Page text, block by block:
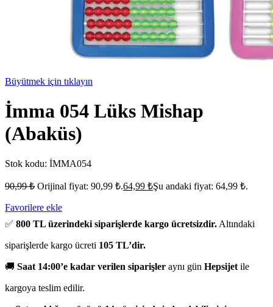
Büyütmek için tıklayın
İmma 054 Lüks Mishap
(Abaküs)
Stok kodu: İMMA054
90,99₺ Orijinal fiyat: 90,99 ₺.64,99 ₺Şu andaki fiyat: 64,99 ₺.
Favorilere ekle
✅ 800 TL üzerindeki siparişlerde kargo ücretsizdir. Altındaki
siparişlerde kargo ücreti 105 TL’dir.
🚚 Saat 14:00’e kadar verilen siparişler aynı gün Hepsijet ile
kargoya teslim edilir.